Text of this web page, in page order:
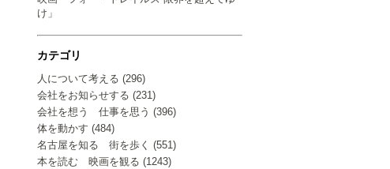
け」
カテゴリ
人について考える (296)
会社をお知らせする (231)
会社を想う 仕事を思う (396)
体を動かす (484)
名古屋を知る 街を歩く (551)
本を読む 映画を観る (1243)